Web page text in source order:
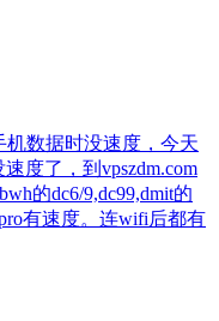
机数据时没速度，今天
度了，到vpszdm.com
的dc6/9,dc99,dmit的
有速度。连wifi后都有